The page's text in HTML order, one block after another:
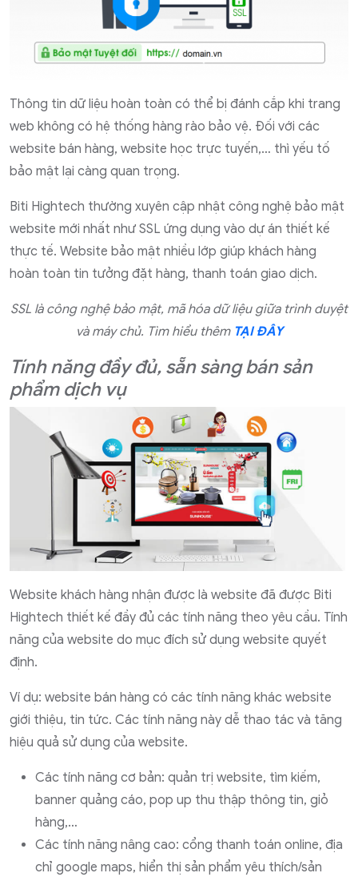
Thông tin dữ liệu hoàn toàn có thể bị đánh cắp khi trang
web không có hệ thống hàng rào bảo vệ. Đối với các
website bán hàng, website học trực tuyến,… thì yếu tố
bảo mật lại càng quan trọng.
Biti Hightech thường xuyên cập nhật công nghệ bảo mật
website mới nhất như SSL ứng dụng vào dự án thiết kế
thực tế. Website bảo mật nhiều lớp giúp khách hàng
hoàn toàn tin tưởng đặt hàng, thanh toán giao dịch.
SSL là công nghệ bảo mật, mã hóa dữ liệu giữa trình duyệt
và máy chủ. Tìm hiểu thêm TẠI ĐÂY
Tính năng đầy đủ, sẵn sàng bán sản
phẩm dịch vụ
Website khách hàng nhận được là website đã được Biti
Hightech thiết kế đầy đủ các tính năng theo yêu cầu. Tính
năng của website do mục đích sử dụng website quyết
định.
Ví dụ: website bán hàng có các tính năng khác website
giới thiệu, tin tức. Các tính năng này dễ thao tác và tăng
hiệu quả sử dụng của website.
Các tính năng cơ bản: quản trị website, tìm kiếm,
banner quảng cáo, pop up thu thập thông tin, giỏ
hàng,…
Các tính năng nâng cao: cổng thanh toán online, địa
chỉ google maps, hiển thị sản phẩm yêu thích/sản